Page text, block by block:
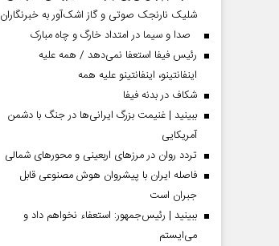
شلیک نارنجک صوتی و گاز اشک‌آور به خبرنگاران
صدا و سیما در امتداد خارگ و چاه مبارک
رئیس فیفا استعفا نمی‌دهد / همه علیه
اینفانتینو، اینفانتینو علیه همه
شکاف در بدنه فیفا
ببینید | غنیمت بزرگ ایرانی‌ها در جنگ با دشمن
آمریکایی
تردد روان در مرزهای اربعینی و محورهای شمالی
فاصله ایران با پیشرو‌ان هوش مصنوعی قابل
جبران است
ببینید | رئیس‌جمهور: استعفاء نخواهم داد و
می‌ایستم